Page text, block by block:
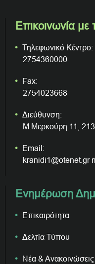
Επικοινωνία με
Τηλεφωνικό Κέντρο:
2754360000
Fax:
2754023668
Διεύθυνση:
Μ.Μερκούρη 11,
Email:
kranidi1@otenet.gr
Ενημέρωση
Επικαιρότητα
Δελτία Τύπου
Νέα & Ανακοινώσεις